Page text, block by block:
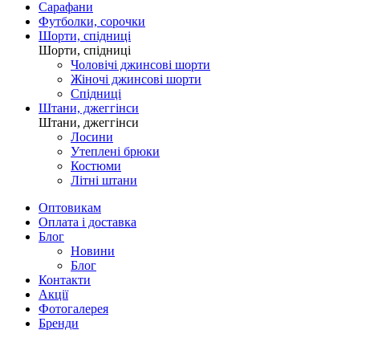
Сарафани
Футболки, сорочки
Шорти, спідниці
Шорти, спідниці
Чоловічі джинсові шорти
Жіночі джинсові шорти
Спідниці
Штани, джеггінси
Штани, джеггінси
Лосини
Утеплені брюки
Костюми
Літні штани
Оптовикам
Оплата і доставка
Блог
Новини
Блог
Контакти
Акції
Фотогалерея
Бренди